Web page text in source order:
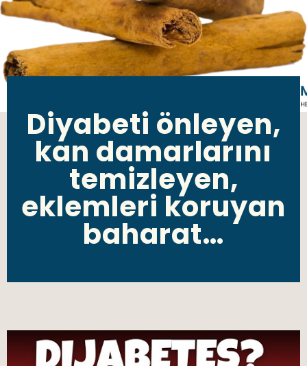
Diyabeti önleyen,
kan damarlarını
temizleyen,
eklemleri koruyan
baharat…